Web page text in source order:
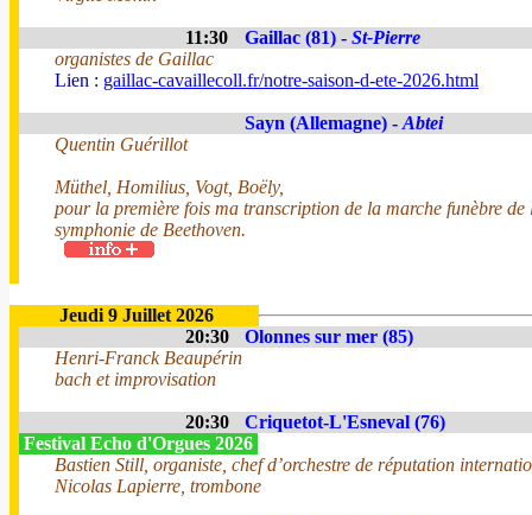
11:30 Gaillac (81) - St-Pierre
organistes de Gaillac
Lien : gaillac-cavaillecoll.fr/notre-saison-d-ete-2026.html
Sayn (Allemagne) - Abtei
Quentin Guérillot
Müthel, Homilius, Vogt, Boëly,
pour la première fois ma transcription de la marche funèbre de
symphonie de Beethoven.
Jeudi 9 Juillet 2026
20:30
Olonnes sur mer (85)
Henri-Franck Beaupérin
bach et improvisation
20:30
Criquetot-L'Esneval (76)
Festival Echo d'Orgues 2026
Bastien Still, organiste, chef d’orchestre de réputation
Nicolas Lapierre, trombone